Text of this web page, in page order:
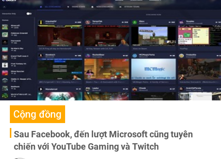
Cộng đồng
Sau Facebook, đến lượt Microsoft cũng tuyên
chiến với YouTube Gaming và Twitch